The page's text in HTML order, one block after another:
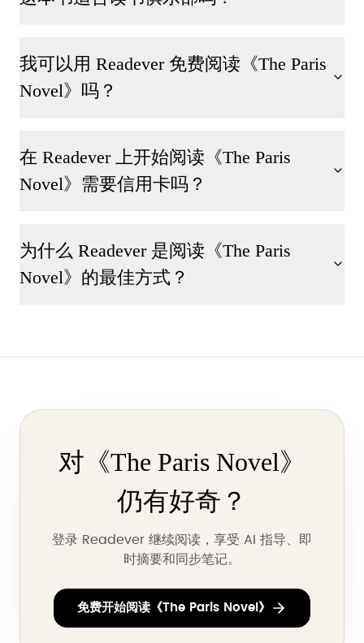
我可以用 Readever 免费阅读《The Paris
Novel》吗？
在 Readever 上开始阅读《The Paris
Novel》需要信用卡吗？
为什么 Readever 是阅读《The Paris
Novel》的最佳方式？
对《The Paris Novel》
仍有好奇？
登录 Readever 继续阅读，享受 AI 指导、即
时摘要和同步笔记。
免费开始阅读《The Paris Novel》